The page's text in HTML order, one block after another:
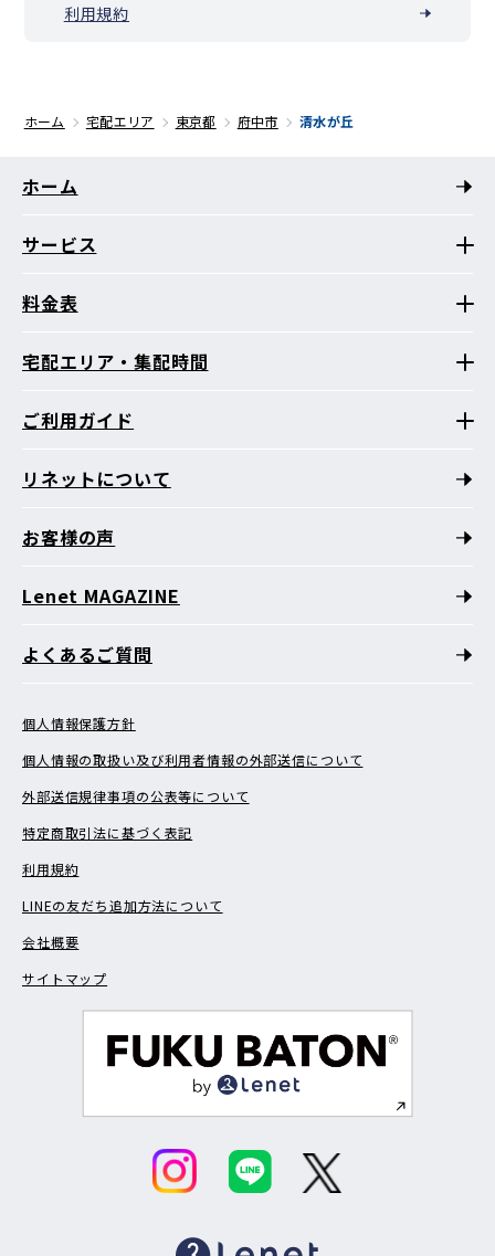
利用規約
ホーム 宅配エリア 東京都 府中市 清水が丘
ホーム
サービス
料金表
宅配エリア・集配時間
ご利用ガイド
リネットについて
お客様の声
Lenet MAGAZINE
よくあるご質問
個人情報保護方針
個人情報の取扱い及び利用者情報の外部送信について
外部送信規律事項の公表等について
特定商取引法に基づく表記
利用規約
LINEの友だち追加方法について
会社概要
サイトマップ